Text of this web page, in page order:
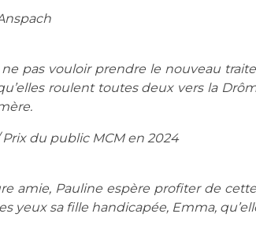
pas vouloir prendre le nouveau
roulent toutes deux vers la
du public MCM en 2024
amie, Pauline espère profiter de
yeux sa fille handicapée, Emma,